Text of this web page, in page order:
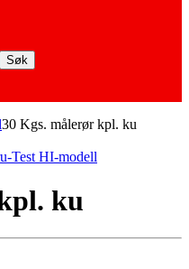
Søk
30 Kgs. målerør kpl. ku
Test HI-modell
ku